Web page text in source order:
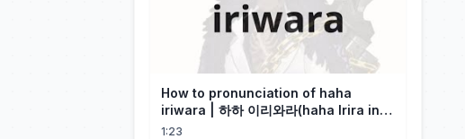
How to pronunciation of haha
iriwara | 하하 이리와라(haha Irira in
Korean)
1:23